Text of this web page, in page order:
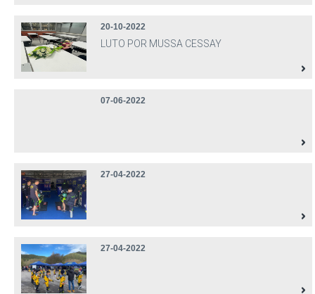
20-10-2022
LUTO POR MUSSA CESSAY
07-06-2022
27-04-2022
27-04-2022